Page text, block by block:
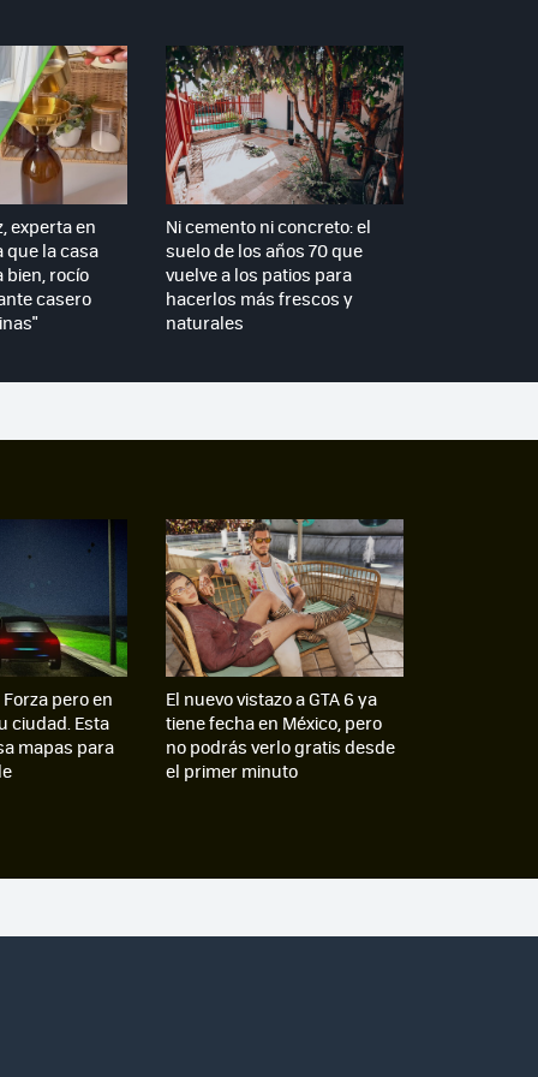
experta en
que la casa
bien, rocío
casero
Ni cemento ni concreto: el
suelo de los años 70 que
vuelve a los patios para
hacerlos más frescos y
naturales
pero en
ciudad. Esta
mapas para
El nuevo vistazo a GTA 6 ya
tiene fecha en México, pero
no podrás verlo gratis desde
el primer minuto